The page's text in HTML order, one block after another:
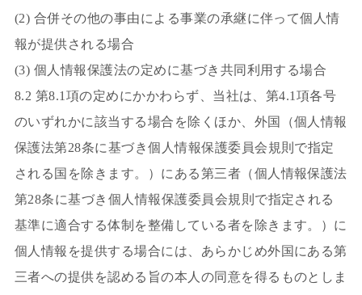
(2) 合併その他の事由による事業の承継に伴って個人情
報が提供される場合
(3) 個人情報保護法の定めに基づき共同利用する場合
8.2 第8.1項の定めにかかわらず、当社は、第4.1項各号
のいずれかに該当する場合を除くほか、外国（個人情報
保護法第28条に基づき個人情報保護委員会規則で指定
される国を除きます。）にある第三者（個人情報保護法
第28条に基づき個人情報保護委員会規則で指定される
基準に適合する体制を整備している者を除きます。）に
個人情報を提供する場合には、あらかじめ外国にある第
三者への提供を認める旨の本人の同意を得るものとしま